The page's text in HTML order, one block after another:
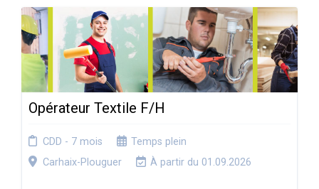
Opérateur Textile F/H
CDD - 7 mois
Temps plein
Carhaix-Plouguer
À partir du 01.09.2026